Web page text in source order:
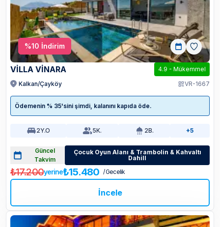
%10 İndirim
VİLLA VİNARA 4.9 - Mükemmel
Kalkan/Çayköy
VR-1667
Ödemenin % 35'sini şimdi, kalanını kapıda öde.
2Y.O 5K. 2B. +5
Güncel
Takvim
Çocuk Oyun Alanı & Trambolin & Kahvaltı
Dahill
₺17.200yerine₺15.480 / Gecelik
İncele